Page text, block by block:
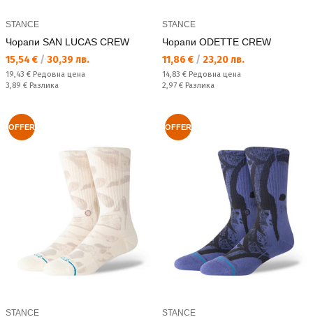
STANCE
Чорапи SAN LUCAS CREW
Текуща цена:
15,54 € / 30,39 лв.
Редовна цена:
19,43 € Редовна цена
Спестявате:
3,89 € Разлика
STANCE
Чорапи ODETTE CREW
Текуща цена:
11,86 € / 23,20 лв.
Редовна цена:
14,83 € Редовна цена
Спестявате:
2,97 € Разлика
OFFER
STANCE
OFFER
STANCE